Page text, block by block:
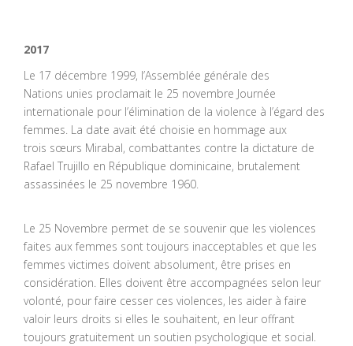
2017
Le 17 décembre 1999, l’Assemblée générale des
Nations unies proclamait le 25 novembre Journée
internationale pour l’élimination de la violence à l’égard des
femmes. La date avait été choisie en hommage aux
trois sœurs Mirabal, combattantes contre la dictature de
Rafael Trujillo en République dominicaine, brutalement
assassinées le 25 novembre 1960.
Le 25 Novembre permet de se souvenir que les violences
faites aux femmes sont toujours inacceptables et que les
femmes victimes doivent absolument, être prises en
considération. Elles doivent être accompagnées selon leur
volonté, pour faire cesser ces violences, les aider à faire
valoir leurs droits si elles le souhaitent, en leur offrant
toujours gratuitement un soutien psychologique et social.